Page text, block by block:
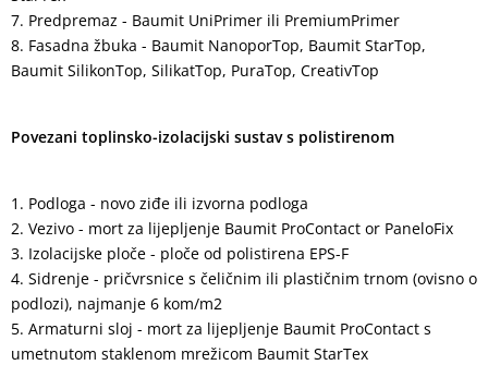
Predpremaz - Baumit UniPrimer ili PremiumPrimer
Fasadna žbuka - Baumit NanoporTop, Baumit StarTop,
Baumit SilikonTop, SilikatTop, PuraTop, CreativTop
Povezani toplinsko-izolacijski sustav s polistirenom
Podloga - novo ziđe ili izvorna podloga
Vezivo - mort za lijepljenje Baumit ProContact or PaneloFix
Izolacijske ploče - ploče od polistirena EPS-F
Sidrenje - pričvrsnice s čeličnim ili plastičnim trnom (ovisno o
podlozi), najmanje 6 kom/m2
Armaturni sloj - mort za lijepljenje Baumit ProContact s
umetnutom staklenom mrežicom Baumit StarTex